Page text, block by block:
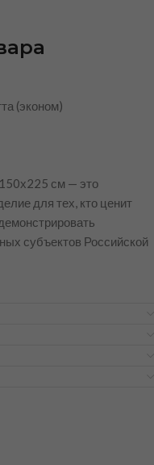
(эконом)
см — это
для тех, кто ценит
субъектов Российской